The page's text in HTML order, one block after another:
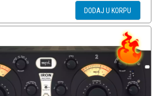
DODAJ U KORPU